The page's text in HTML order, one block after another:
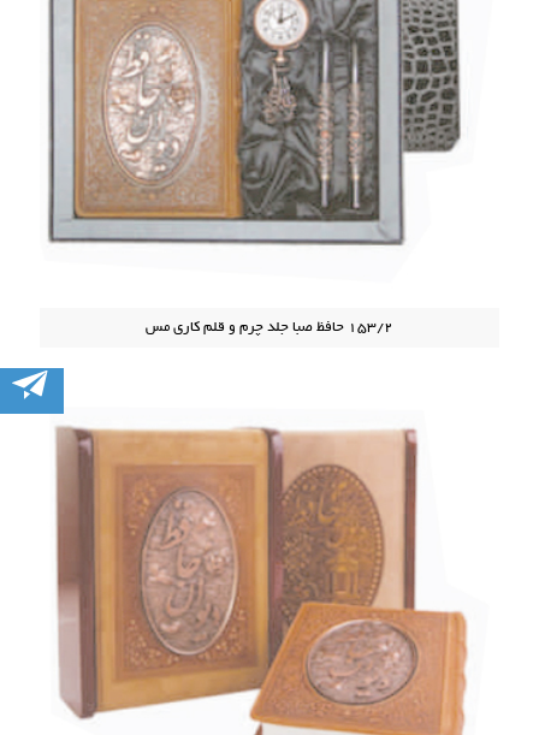
153/2 حافظ صبا جلد چرم و قلم کاری مس